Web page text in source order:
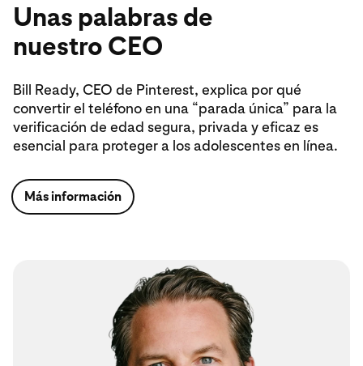
Unas palabras de
nuestro CEO
Bill Ready, CEO de Pinterest, explica por qué
convertir el teléfono en una “parada única” para la
verificación de edad segura, privada y eficaz es
esencial para proteger a los adolescentes en línea.
Más información